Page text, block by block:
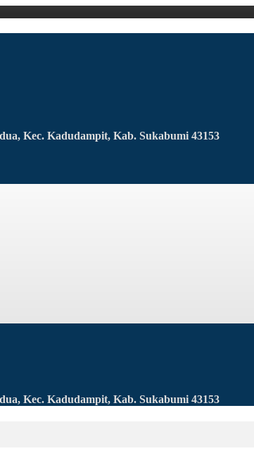
Kec. Kadudampit, Kab. Sukabumi 43153
Kec. Kadudampit, Kab. Sukabumi 43153